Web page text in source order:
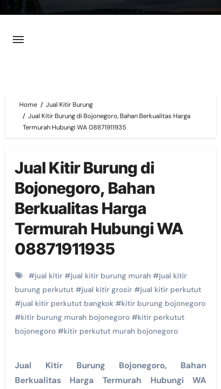
content
Home
Jual Kitir Burung
Jual Kitir Burung di Bojonegoro, Bahan Berkualitas Harga
Termurah Hubungi WA 08871911935
Jual Kitir Burung di
Bojonegoro, Bahan
Berkualitas Harga
Termurah Hubungi WA
08871911935
#jual kitir#jual kitir burung murah #jual kitir
burung perkutut#jual kitir grosir#jual kitir perkutut
#jual kitir perkutut bangkok#kitir burung bojonegoro
#kitir burung murah bojonegoro#kitir perkutut
bojonegoro#kitir perkutut murah bojonegoro
Jual Kitir Burung Bojonegoro, Bahan
Berkualitas Harga Termurah Hubungi WA